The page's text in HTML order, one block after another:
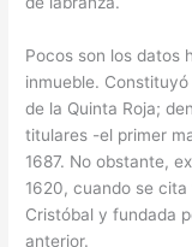
Pocos son los datos
inmueble.
de la Quinta Roja;
titulares -el primer
1687. No obstante,
1620, cuando se
Cristóbal y fundada
anterior.